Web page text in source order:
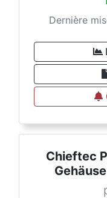
Dernière
Chieftec